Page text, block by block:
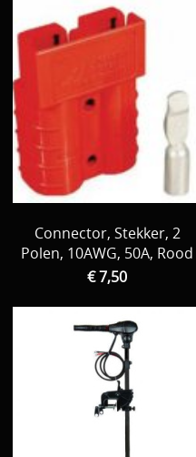
Connector, Stekker, 2
Polen, 10AWG, 50A, Rood
€ 7,50